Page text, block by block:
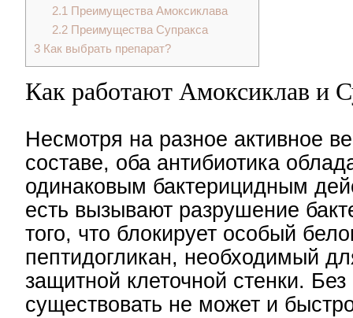
2.1 Преимущества Амоксиклава
2.2Преимущества Супракса
3 Как выбрать препарат?
Как работают Амоксиклав и
Несмотря на разное активное
составе, оба антибиотика
одинаковым бактерицидным
есть вызывают разрушение
того, что блокирует особый
пептидогликан, необходимый
защитной клеточной стенки.
существовать не может и